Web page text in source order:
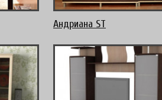
Андриана ST